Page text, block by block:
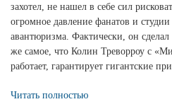
захотел, не нашел в себе сил
огромное давление фанатов и студии
авантюризма. Фактически, он
же самое, что Колин Треворроу с
работает, гарантирует гигантские
Читать полностью